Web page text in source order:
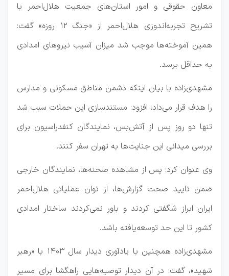
معاون حقوقی و امور استان‌های جمعیت هلال‌احمر با
تشریح تجربه‌اندوزی هلال‌احمر از «جنگ ۱۲ روزه» گفت:
همین آموخته‌ها موجب شد میزان آسیب نیروهای امدادی
به حداقل برسد.
مشهدی‌زاده با بیان اینکه دشمن مناطق مسکونی و مدارس
را هدف قرار می‌داد، افزود: مستندسازی این حملات سبب شد
تنها دو روز پس از آتش‌بس، نمایندگان کنفدراسیون برای
بررسی میدانی این جنایت‌ها به تهران سفر کنند.
وی عنوان کرد: پس از مشاهده صحنه‌ها، نمایندگان خارجی
ضمن تایید صحت گزارش‌ها، از توان عملیاتی هلال‌احمر
ایران ابراز شگفتی کردند و باور نمی‌کردند ساختار امدادی
کشور تا این حد توسعه‌یافته باشد.
مشهدی‌زاده همچنین با یادآوری دیدار سال ۱۴۰۳ با «رهبر
شهید»، گفت: در آن دیدار توصیه‌هایی راهگشا برای مسیر